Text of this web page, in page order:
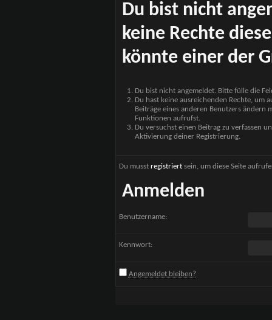
Du bist nicht
keine Rechte
könnte einer der
Du bist nicht angemeldet. Bitte fülle die
Du hast keine ausreichenden Rechte, um
Beiträge eines anderen Benutzers
Funktionen aufrufst.
Du versuchst einen Beitrag zu verfassen
Aktivierung deiner Registrierung.
Du musst registriertsein, um diese Seite
Anmelden
Benutzername:
Kennwort:
Angemeldet bleiben?